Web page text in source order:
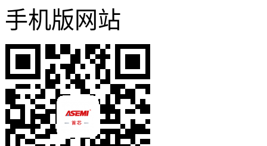
手机版网站